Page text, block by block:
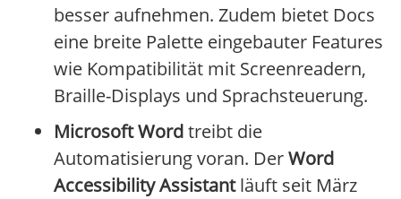
besser aufnehmen. Zudem bietet Docs
eine breite Palette eingebauter Features
wie Kompatibilität mit Screenreadern,
Braille-Displays und Sprachsteuerung.
Microsoft Wordtreibt die
Automatisierung voran. DerWord
Accessibility Assistantläuft seit März